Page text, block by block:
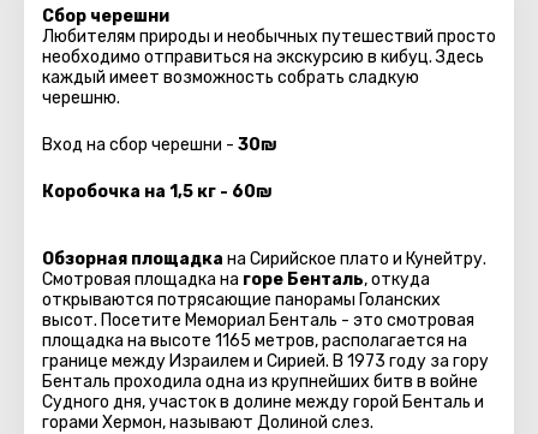
Сбор черешни
Любителям природы и необычных путешествий просто
необходимо отправиться на экскурсию в кибуц. Здесь
каждый имеет возможность собрать сладкую
черешню.
Вход на сбор черешни - 30₪
Коробочка на 1,5 кг - 60₪
Обзорная площадка на Сирийское плато и Кунейтру.
Смотровая площадка на горе Бенталь, откуда
открываются потрясающие панорамы Голанских
высот. Посетите Мемориал Бенталь - это смотровая
площадка на высоте 1165 метров, располагается на
границе между Израилем и Сирией. В 1973 году за гору
Бенталь проходила одна из крупнейших битв в войне
Судного дня, участок в долине между горой Бенталь и
горами Хермон, называют Долиной слез.